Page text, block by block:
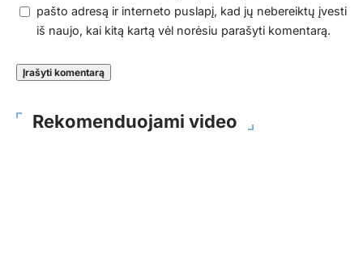
pašto adresą ir interneto puslapį, kad jų nebereiktų įvesti
iš naujo, kai kitą kartą vėl norėsiu parašyti komentarą.
Rekomenduojami video